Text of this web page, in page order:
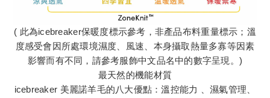
( 此為icebreaker保暖度標示參考，非產品布料重量標示；溫
度感受會因所處環境濕度、風速、本身攝取熱量多寡等因素
影響而有不同，請參考服飾中文品名中的數字呈現。)
最天然的機能材質
icebreaker 美麗諾羊毛的八大優點：溫控能力 、濕氣管理、